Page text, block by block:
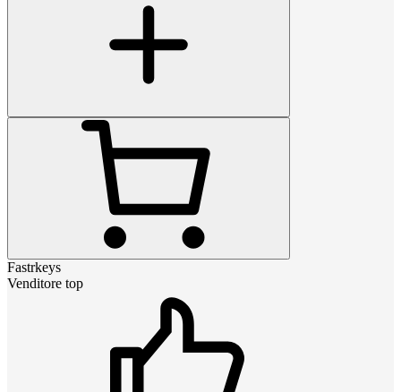
Fastrkeys
Venditore top